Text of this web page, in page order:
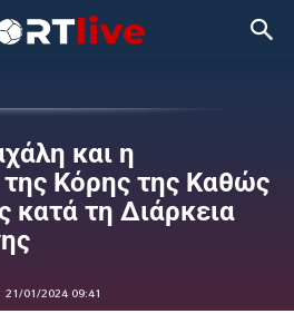
και η
Κόρης της Καθώς
κατά τη Διάρκεια
21/01/2024 09:41